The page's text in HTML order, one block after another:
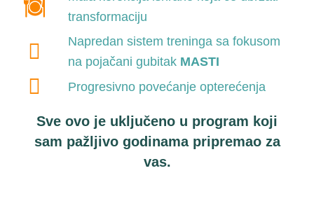
transformaciju
Napredan sistem treninga sa fokusom
na pojačani gubitak MASTI
Progresivno povećanje opterećenja
Sve ovo je uključeno u program koji
sam pažljivo godinama pripremao za
vas.